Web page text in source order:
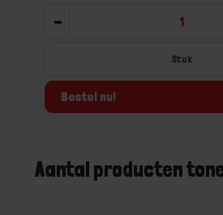
-
Stuk
Bestel nu!
Aantal producten